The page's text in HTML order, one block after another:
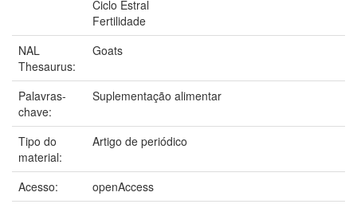
Ciclo Estral
Fertilidade
NAL
Thesaurus:
Goats
Palavras-
chave:
Suplementação alimentar
Tipo do
material:
Artigo de periódico
Acesso:
openAccess